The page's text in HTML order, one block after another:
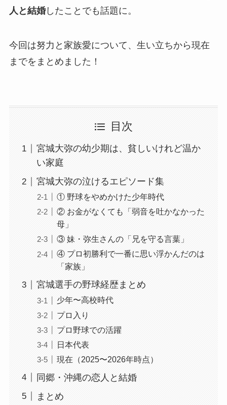
人と結婚したことでも話題に。
今回は努力と家族愛について、生い立ちから現在
までをまとめました！
目次
宮城大弥の幼少期は、貧しいけれど温か
い家庭
宮城大弥の泣けるエピソード集
① 野球をやめかけた少年時代
② お金がなくても「弱音を吐かなかった
母」
③ 妹・弥生さんの「兄を守る言葉」
④ プロ初勝利で一番に思い浮かんだのは
「家族」
宮城選手の野球経歴まとめ
少年〜高校時代
プロ入り
プロ野球での活躍
日本代表
現在（2025〜2026年時点）
同郷・沖縄の恋人と結婚
まとめ